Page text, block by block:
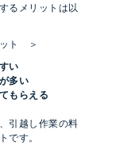
るメリットは以
ト ＞
い
多い
もらえる
引越し作業の料
です。